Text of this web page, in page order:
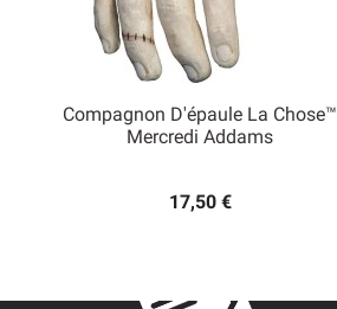
Compagnon D'épaule La Chose™
Mercredi Addams
17,50 €
Aperçu rapide